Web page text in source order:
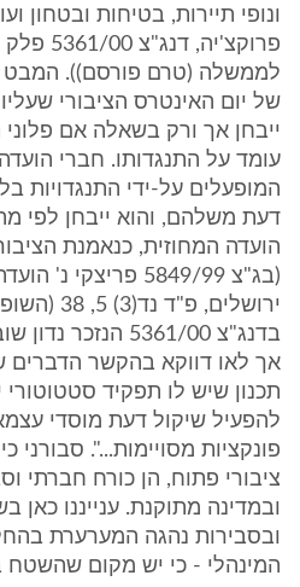
ונופי תיירות, בטיחות ובטחון
לממשלה (טרם פורסם)). המבט
של יום האינטרס הציבורי
ייבחן אך ורק בשאלה אם
עומד על התנגדותו. חברי
המופעלים על-ידי התנגדויות
דעת משלהם, והוא ייבחן לפי
הועדה המחוזית, כנאמנת
(בג"צ 5849/99
ירושלים,
אך לאו דווקא בהקשר הדברים
תכנון שיש לו תפקיד סטטוטורי
להפעיל שיקול דעת מוסדי
פונקציות מסויימות...". סבורני
ציבורי פתוח, הן כורח חברתי
ובמדינה מתוקנת. ענייננו כאן
ובסבירות נהגה המערערת
המינהלי - כי יש מקום שהשטח